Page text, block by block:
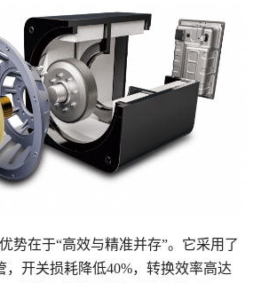
势在于“高效与精准并存”。它采用了
，开关损耗降低40%，转换效率高达